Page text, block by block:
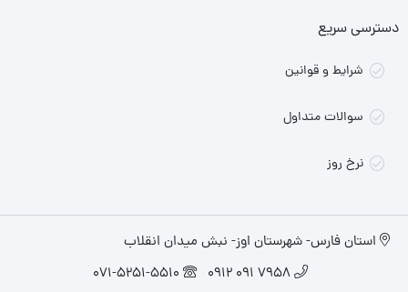
دسترسی سریع
شرایط و قوانین
سوالات متداول
نرخ روز
استان فارس- شهرستان اوز- نبش میدان انقلاب
7958 091 0912
071-5251-5510